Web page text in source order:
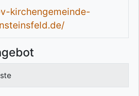
kirchengemeinde-